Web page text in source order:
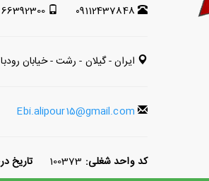
۰9112437848
ایران - گیلان - رشت - خیابان
Ebi.alipour15@gmail.com
کد واحد شغلی: 100373 تاریخ